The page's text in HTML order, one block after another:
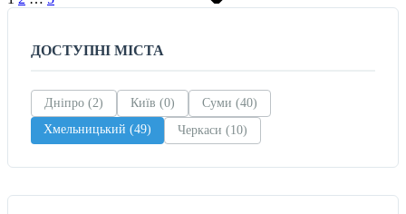
ДОСТУПНІ МІСТА
Дніпро (2) Київ (0)
Суми (40)
Хмельницький (49)
Черкаси (10)